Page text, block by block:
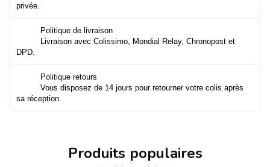
privée.
Politique de livraison
Livraison avec Colissimo, Mondial Relay, Chronopost et
DPD.
Politique retours
Vous disposez de 14 jours pour retourner votre colis après
sa réception.
Produits populaires